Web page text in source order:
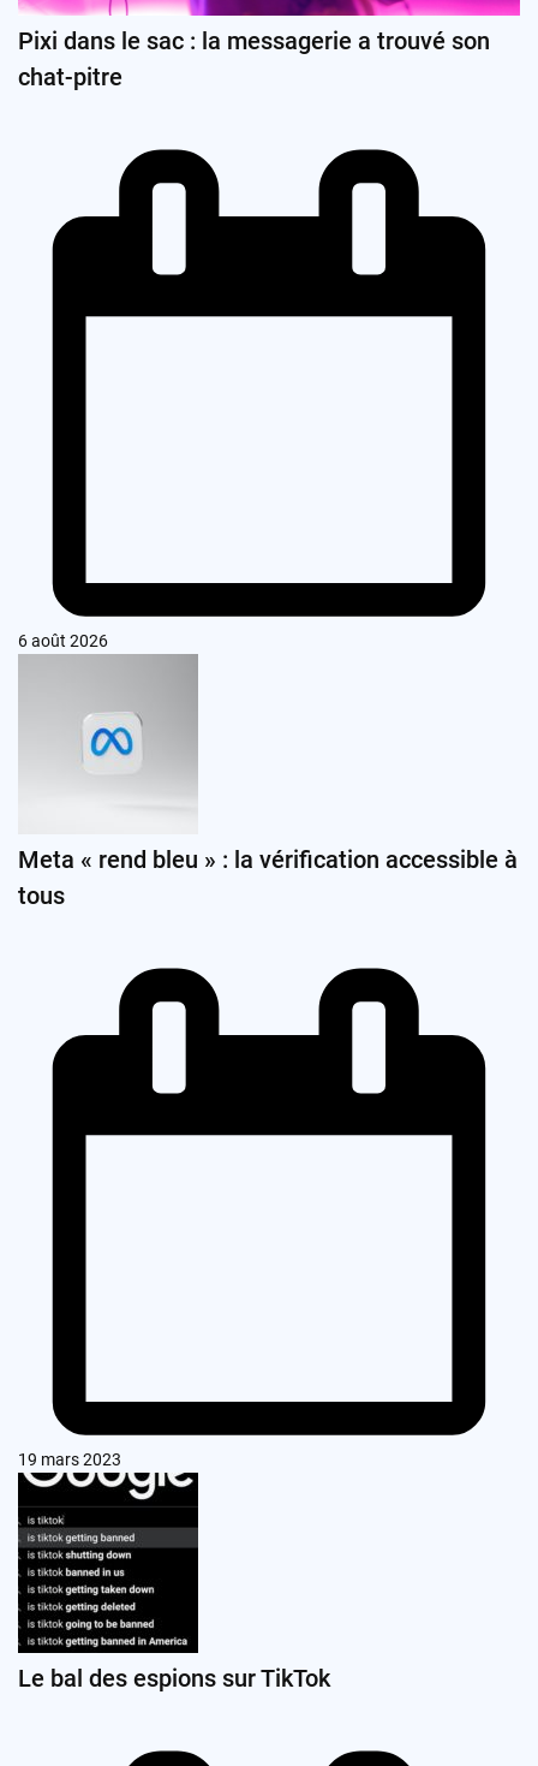
Pixi dans le sac : la messagerie a trouvé son
chat-pitre
6 août 2026
Meta « rend bleu » : la vérification accessible à
tous
19 mars 2023
Le bal des espions sur TikTok